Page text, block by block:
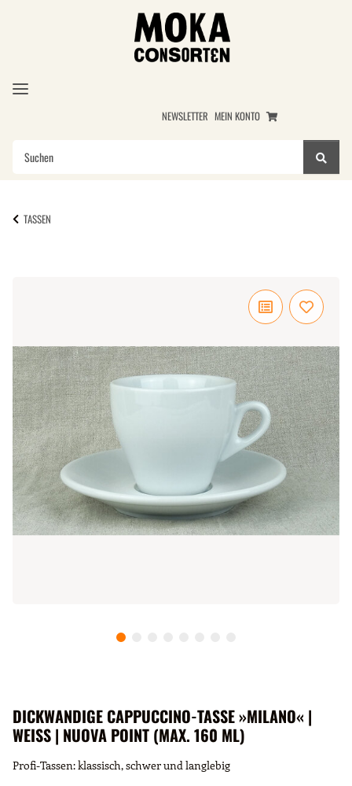
NEWSLETTER MEIN KONTO
TASSEN
DICKWANDIGE CAPPUCCINO-TASSE »MILANO« |
WEISS | NUOVA POINT (MAX. 160 ML)
Profi-Tassen: klassisch, schwer und langlebig